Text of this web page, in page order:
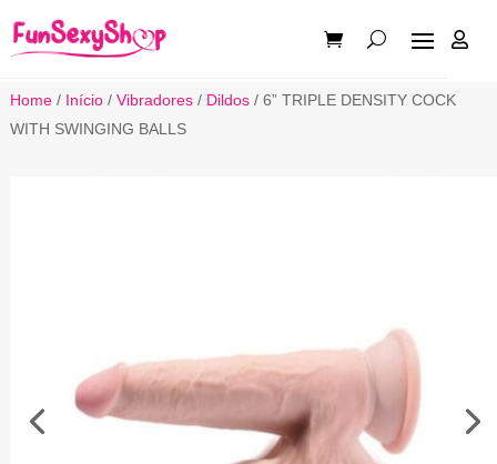

Home/ Início/ Vibradores/ Dildos/ 6” TRIPLE DENSITY COCK
WITH SWINGING BALLS